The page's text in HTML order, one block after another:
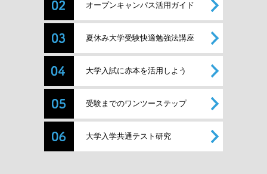
オープンキャンパス活用ガイド
夏休み大学受験快適勉強法講座
大学入試に赤本を活用しよう
受験までのワンツーステップ
大学入学共通テスト研究